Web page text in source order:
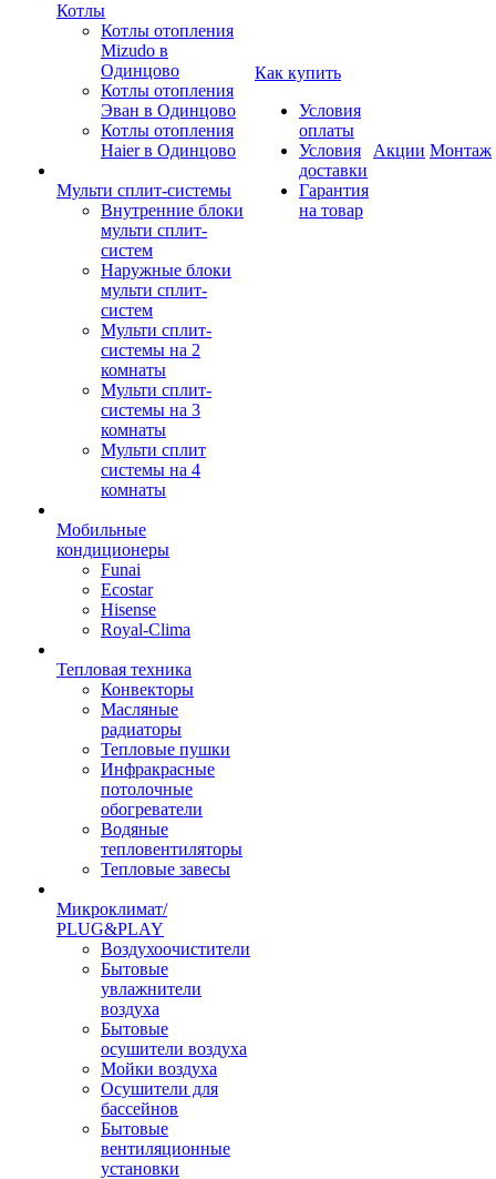
Котлы
Котлы отопления
Mizudo в
Одинцово
Котлы отопления
Эван в Одинцово
Котлы отопления
Haier в Одинцово
Мульти сплит-системы
Внутренние блоки
мульти сплит-
систем
Наружные блоки
мульти сплит-
систем
Мульти сплит-
системы на 2
комнаты
Мульти сплит-
системы на 3
комнаты
Мульти сплит
системы на 4
комнаты
Мобильные
кондиционеры
Funai
Ecostar
Hisense
Royal-Clima
Тепловая техника
Конвекторы
Масляные
радиаторы
Тепловые пушки
Инфракрасные
потолочные
обогреватели
Водяные
тепловентиляторы
Тепловые завесы
Микроклимат/
PLUG&PLAY
Воздухоочистители
Бытовые
увлажнители
воздуха
Бытовые
осушители воздуха
Мойки воздуха
Осушители для
бассейнов
Бытовые
вентиляционные
установки
Как купить
Условия
оплаты
Условия
доставки
Гарантия
на товар
Акции Монтаж